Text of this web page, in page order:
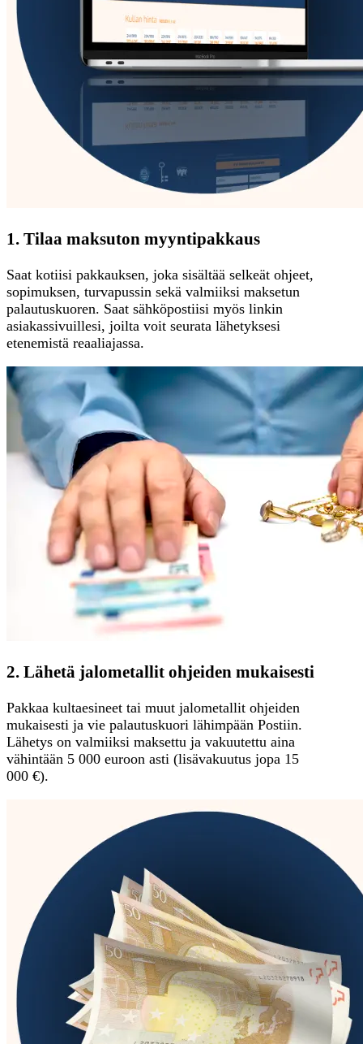
1. Tilaa maksuton myyntipakkaus
Saat kotiisi pakkauksen, joka sisältää selkeät ohjeet,
sopimuksen, turvapussin sekä valmiiksi maksetun
palautuskuoren. Saat sähköpostiisi myös linkin
asiakassivuillesi, joilta voit seurata lähetyksesi
etenemistä reaaliajassa.
2. Lähetä jalometallit ohjeiden mukaisesti
Pakkaa kultaesineet tai muut jalometallit ohjeiden
mukaisesti ja vie palautuskuori lähimpään Postiin.
Lähetys on valmiiksi maksettu ja vakuutettu aina
vähintään 5 000 euroon asti (lisävakuutus jopa 15
000 €).